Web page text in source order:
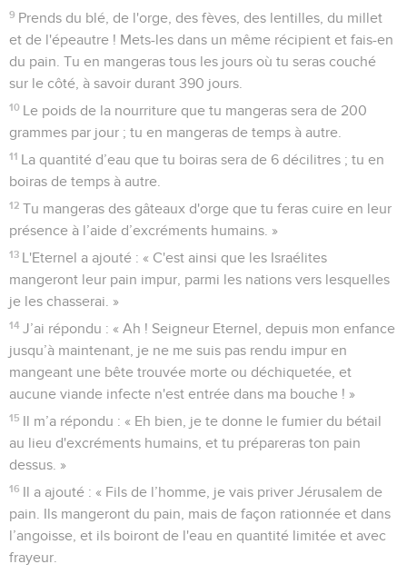
9 Prends du blé, de l'orge, des fèves, des lentilles, du millet
et de l'épeautre ! Mets-les dans un même récipient et fais-en
du pain. Tu en mangeras tous les jours où tu seras couché
sur le côté, à savoir durant 390 jours.
10 Le poids de la nourriture que tu mangeras sera de 200
grammes par jour ; tu en mangeras de temps à autre.
11 La quantité d’eau que tu boiras sera de 6 décilitres ; tu en
boiras de temps à autre.
12 Tu mangeras des gâteaux d'orge que tu feras cuire en leur
présence à l’aide d’excréments humains. »
13 L'Eternel a ajouté : « C'est ainsi que les Israélites
mangeront leur pain impur, parmi les nations vers lesquelles
je les chasserai. »
14 J’ai répondu : « Ah ! Seigneur Eternel, depuis mon enfance
jusqu’à maintenant, je ne me suis pas rendu impur en
mangeant une bête trouvée morte ou déchiquetée, et
aucune viande infecte n'est entrée dans ma bouche ! »
15 Il m’a répondu : « Eh bien, je te donne le fumier du bétail
au lieu d'excréments humains, et tu prépareras ton pain
dessus. »
16 Il a ajouté : « Fils de l’homme, je vais priver Jérusalem de
pain. Ils mangeront du pain, mais de façon rationnée et dans
l’angoisse, et ils boiront de l'eau en quantité limitée et avec
frayeur.